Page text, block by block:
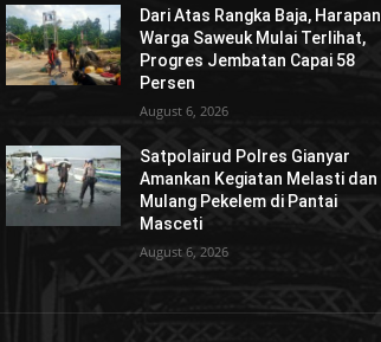
Dari Atas Rangka Baja, Harapan
Warga Saweuk Mulai Terlihat,
Progres Jembatan Capai 58
Persen
August 6, 2026
Satpolairud Polres Gianyar
Amankan Kegiatan Melasti dan
Mulang Pekelem di Pantai
Masceti
August 6, 2026